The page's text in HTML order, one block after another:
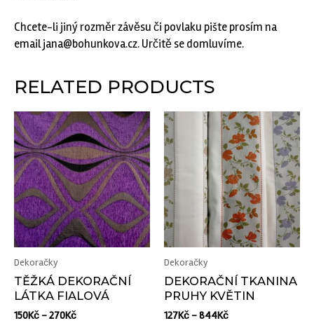
Chcete-li jiný rozměr závěsu či povlaku pište prosím na
email jana@bohunkova.cz. Určitě se domluvíme.
RELATED PRODUCTS
Dekoračky
TĚŽKÁ DEKORAČNÍ
LÁTKA FIALOVÁ
150Kč –270Kč
Dekoračky
DEKORAČNÍ TKANINA
PRUHY KVĚTIN
127Kč –844Kč